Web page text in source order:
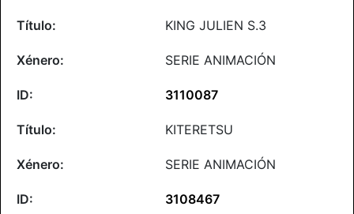
KING JULIEN S.3
SERIE ANIMACIÓN
3110087
KITERETSU
SERIE ANIMACIÓN
3108467